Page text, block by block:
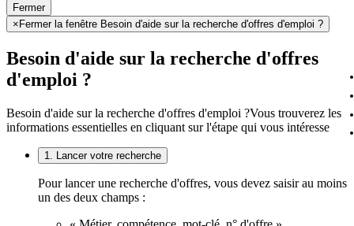
Fermer
× Fermer la fenêtre Besoin d'aide sur la recherche d'offres d'emploi ?
Besoin d'aide sur la recherche d'offres
d'emploi ?
Besoin d'aide sur la recherche d'offres d'emploi ?Vous trouverez les
informations essentielles en cliquant sur l'étape qui vous intéresse
1. Lancer votre recherche
Pour lancer une recherche d'offres, vous devez saisir au moins
un des deux champs :